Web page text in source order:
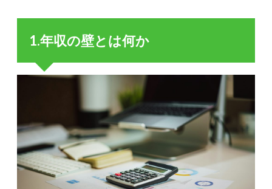
収の
は何
2.
する
2要
素
2.1.
2-1.年
1.年収の壁とは何か